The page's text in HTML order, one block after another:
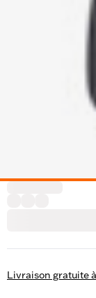
Livraison gratuite